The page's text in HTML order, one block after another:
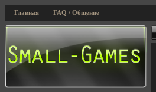
Главная FAQ / Общение